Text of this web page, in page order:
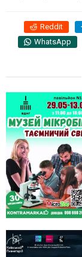
Reddit
WhatsApp